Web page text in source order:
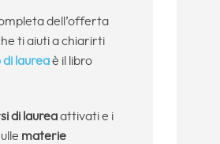
dell’offerta
ti aiuti a chiarirti
di laureaè il libro
di laureaattivati e i
materie